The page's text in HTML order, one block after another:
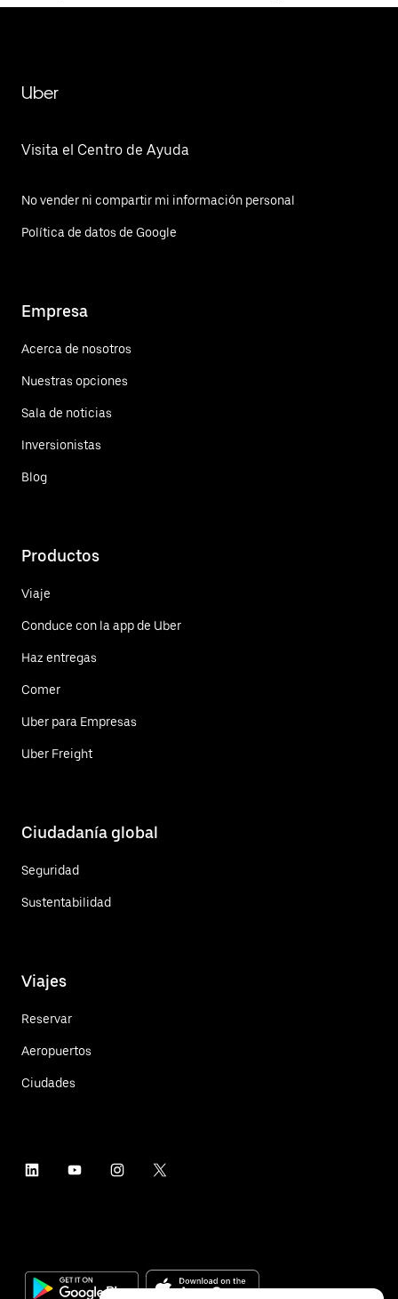
Uber
Visita el Centro de Ayuda
No vender ni compartir mi información personal
Política de datos de Google
Empresa
Acerca de nosotros
Nuestras opciones
Sala de noticias
Inversionistas
Blog
Productos
Viaje
Conduce con la app de Uber
Haz entregas
Comer
Uber para Empresas
Uber Freight
Ciudadanía global
Seguridad
Sustentabilidad
Viajes
Reservar
Aeropuertos
Ciudades